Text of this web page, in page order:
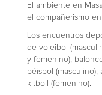
El ambiente en
el compañerismo
Los encuentros
de voleibol
y femenino),
béisbol
kitboll (femenino).